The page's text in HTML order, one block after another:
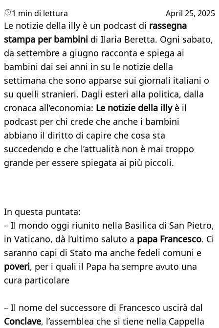
1 min di lettura April 25, 2025
Le notizie della illy è un podcast di rassegna
stampa per bambini di Ilaria Beretta. Ogni sabato,
da settembre a giugno racconta e spiega ai
bambini dai sei anni in su le notizie della
settimana che sono apparse sui giornali italiani o
su quelli stranieri. Dagli esteri alla politica, dalla
cronaca all’economia: Le notizie della illyè il
podcast per chi crede che anche i bambini
abbiano il diritto di capire che cosa sta
succedendo e che l’attualità non è mai troppo
grande per essere spiegata ai più piccoli.
In questa puntata:
– Il mondo oggi riunito nella Basilica di San Pietro,
in Vaticano, dà l’ultimo saluto a papa Francesco. Ci
saranno capi di Stato ma anche fedeli comuni e
poveri, per i quali il Papa ha sempre avuto una
cura particolare
– Il nome del successore di Francesco uscirà dal
Conclave, l’assemblea che si tiene nella Cappella